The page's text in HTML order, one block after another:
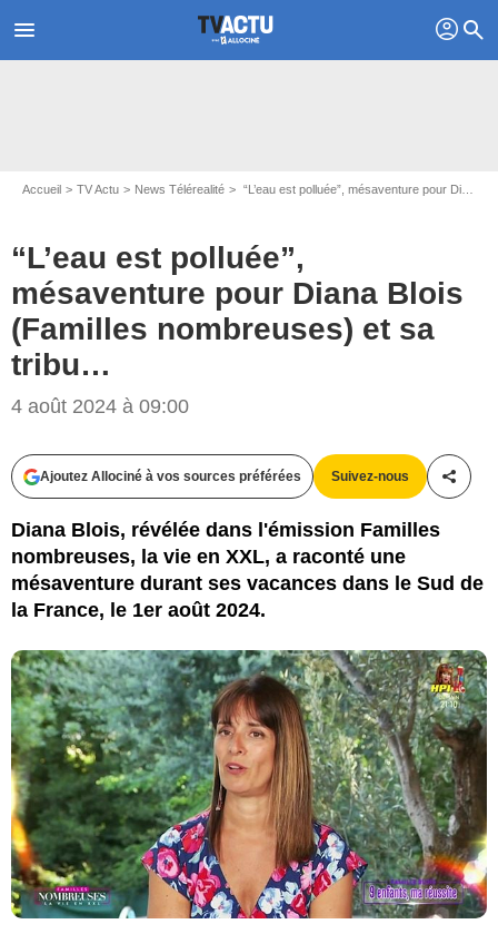
menu profil search
Accueil TV Actu News Télérealité “L’eau est polluée”, mésaventure pour Diana Blois (Familles nombreuses) et sa tribu…
“L’eau est polluée”,
mésaventure pour Diana Blois
(Familles nombreuses) et sa
tribu…
4 août 2024 à 09:00
Ajoutez Allociné à vos sources préférées Suivez-nous
Diana Blois, révélée dans l'émission Familles
nombreuses, la vie en XXL, a raconté une
mésaventure durant ses vacances dans le Sud de
la France, le 1er août 2024.